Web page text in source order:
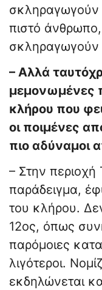
σκληραγωγούν
πιστό
σκληραγωγούν
– Αλλά
μεμονωμένες
κλήρου που
οι ποιμένες
πιο αδύναμοι
– Στην
παράδειγμα,
του κλήρου.
12ος, όπως
παρόμοιες
λιγότεροι.
εκδηλώνεται